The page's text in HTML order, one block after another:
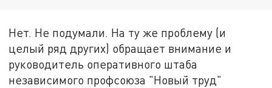
Нет. Не подумали. На ту же проблему (и
целый ряд других) обращает внимание и
руководитель оперативного штаба
независимого профсоюза "Новый труд"